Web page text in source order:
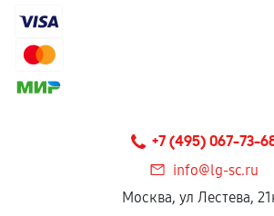
сохраняться полностью или
соблюдены следующие условия:
Установка была выполнена
+7 (495) 067-73-
info@lg-sc.ru
Москва, ул Лестева,